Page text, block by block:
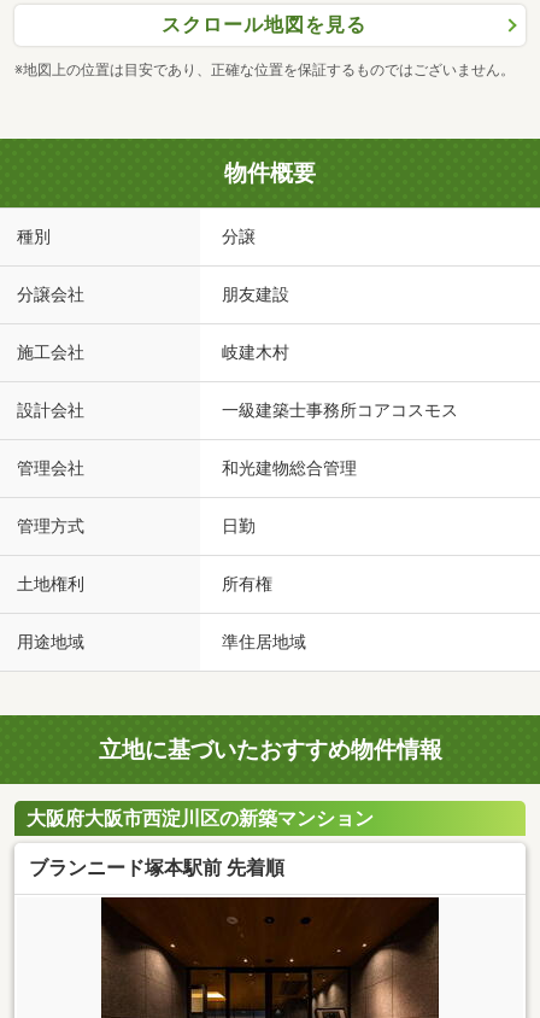
スクロール地図を見る
※地図上の位置は目安であり、正確な位置を保証するものではございません。
物件概要
種別 分譲
分譲会社 朋友建設
施工会社 岐建木村
設計会社 一級建築士事務所コアコスモス
管理会社 和光建物総合管理
管理方式 日勤
土地権利 所有権
用途地域 準住居地域
立地に基づいたおすすめ物件情報
大阪府大阪市西淀川区の新築マンション
ブランニード塚本駅前 先着順